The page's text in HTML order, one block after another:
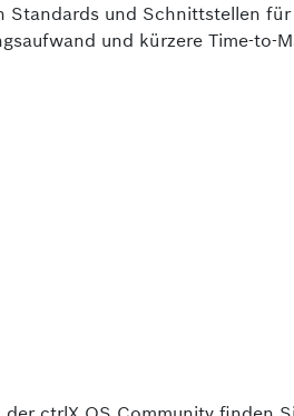
Standards und Schnittstellen für
und kürzere Time-to-